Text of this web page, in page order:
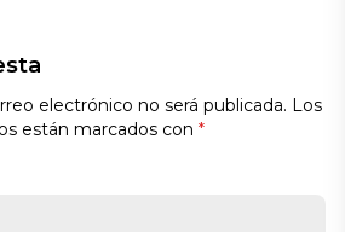
electrónico no será publicada. Los
están marcados con *